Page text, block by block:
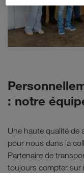
: notre
Une haute qualité de
pour nous dans la
Partenaire de
toujours compter sur